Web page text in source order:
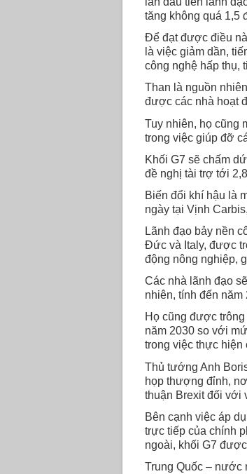
tăng không quá 1,5
Để đạt được điều
là việc giảm dần,
công nghệ hấp thụ,
Than là nguồn
được các nhà hoạt
Tuy nhiên, họ cũng
trong việc giúp đỡ
Khối G7 sẽ chấm
đề nghị tài trợ tới
Biến đổi khí hậu là
ngày tại Vịnh
Lãnh đạo bảy nền
Đức và Italy, được
động nông nghiệp,
Các nhà lãnh đạo
nhiên, tính đến năm
Họ cũng được
năm 2030 so với
trong việc thực hiện
Thủ tướng Anh
họp thượng đỉnh,
thuận Brexit đối với
Bên cạnh việc áp
trực tiếp của chính
ngoài, khối G7
Trung Quốc – nước